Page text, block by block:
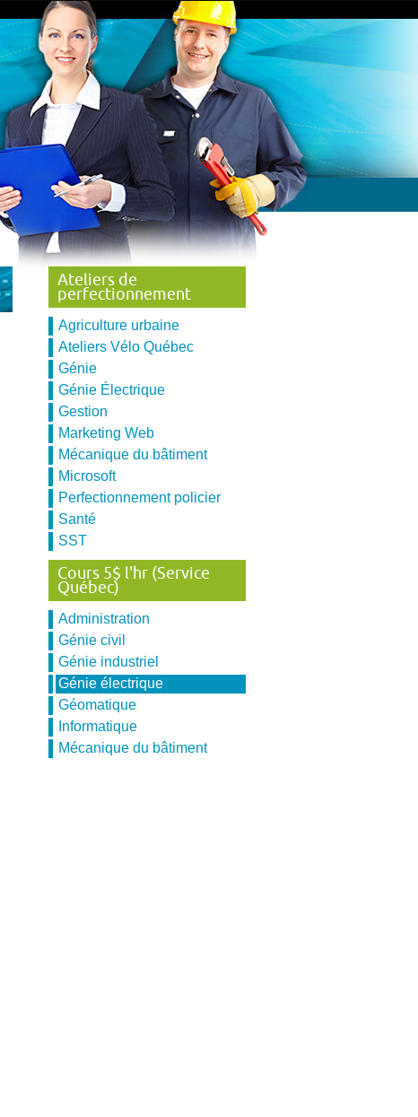
Ateliers de
perfectionnement
Agriculture urbaine
Ateliers Vélo Québec
Génie
Génie Électrique
Gestion
Marketing Web
Mécanique du bâtiment
Microsoft
Perfectionnement policier
Santé
SST
Cours 5$ l'hr (Service
Québec)
Administration
Génie civil
Génie industriel
Génie électrique
Géomatique
Informatique
Mécanique du bâtiment